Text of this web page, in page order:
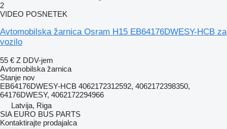
2
VIDEO POSNETEK
Avtomobilska žarnica Osram H15 EB64176DWESY-HCB za
vozilo
55 € Z DDV-jem
Avtomobilska žarnica
Stanje nov
EB64176DWESY-HCB 4062172312592, 4062172398350,
64176DWESY, 4062172294966
Latvija, Riga
SIA EURO BUS PARTS
Kontaktirajte prodajalca